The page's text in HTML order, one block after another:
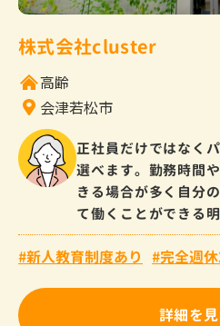
株式会社cluster
高齢
会津若松市
正社員だけではなく
選べます。勤務時間
きる場合が多く自分
て働くことができる
新人教育制度あり 完全週
詳細を